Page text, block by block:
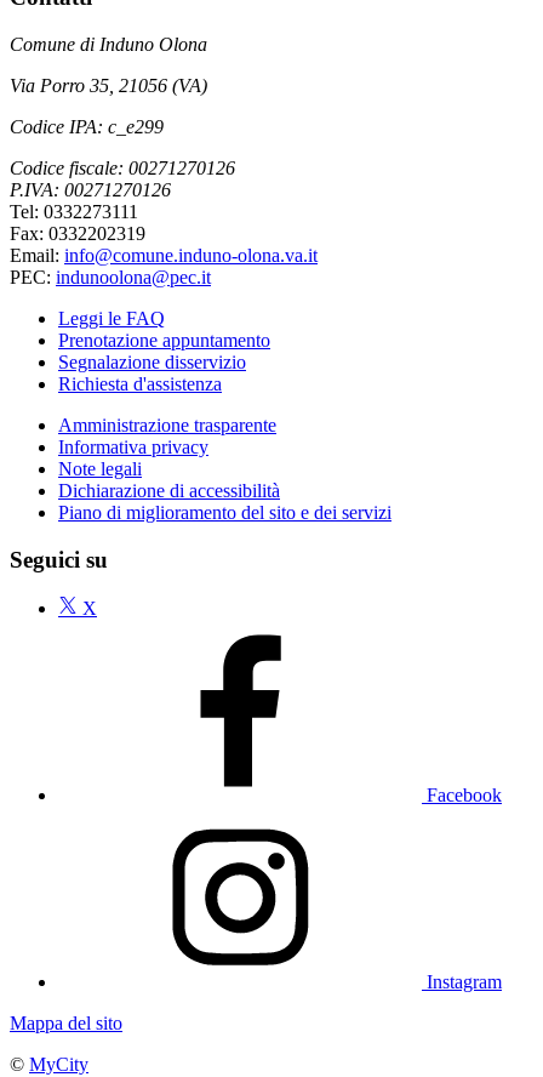
Comune di Induno Olona
Via Porro 35, 21056 (VA)
Codice IPA: c_e299
Codice fiscale: 00271270126
P.IVA: 00271270126
Tel: 0332273111
Fax: 0332202319
Email: info@comune.induno-olona.va.it
PEC: indunoolona@pec.it
Leggi le FAQ
Prenotazione appuntamento
Segnalazione disservizio
Richiesta d'assistenza
Amministrazione trasparente
Informativa privacy
Note legali
Dichiarazione di accessibilità
Piano di miglioramento del sito e dei servizi
Seguici su
X
Facebook
Instagram
Mappa del sito
© MyCity